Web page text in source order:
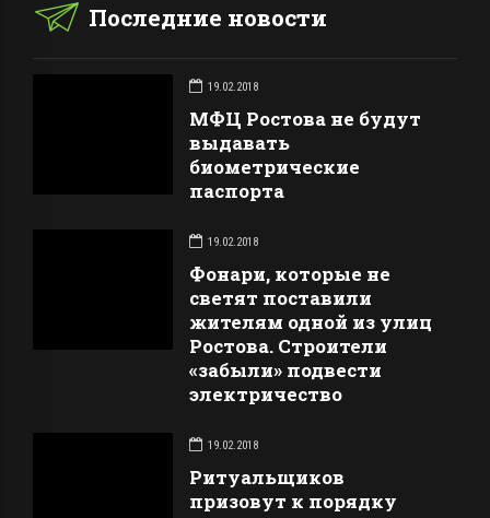
Последние новости
19.02.2018
МФЦ Ростова не будут
выдавать
биометрические
паспорта
19.02.2018
Фонари, которые не
светят поставили
жителям одной из улиц
Ростова. Строители
«забыли» подвести
электричество
19.02.2018
Ритуальщиков
призовут к порядку